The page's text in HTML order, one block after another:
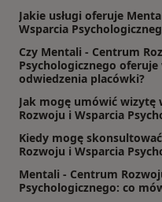
Jakie usługi oferuje
Wsparcia
Czy Mentali - Centrum
Psychologicznego
odwiedzenia placówki?
Jak mogę umówić wizytę
Rozwoju i Wsparcia
Kiedy mogę
Rozwoju i Wsparcia
Mentali - Centrum
Psychologicznego: co